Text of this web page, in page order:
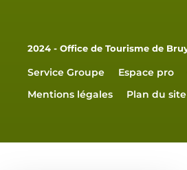
2024 - Office de Tourisme de
Service Groupe Espace pro
Mentions légales
Plan du site